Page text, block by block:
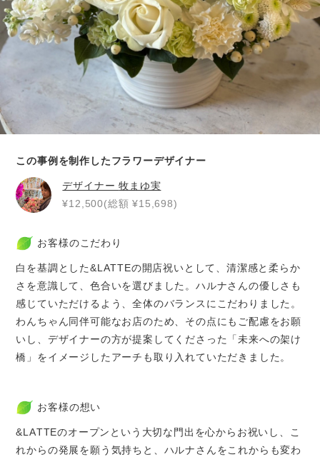
この事例を制作したフラワーデザイナー
デザイナー牧まゆ実
¥12,500(総額 ¥15,698)
お客様のこだわり
白を基調とした&LATTEの開店祝いとして、清潔感と柔らか
さを意識して、色合いを選びました。ハルナさんの優しさも
感じていただけるよう、全体のバランスにこだわりました。
わんちゃん同伴可能なお店のため、その点にもご配慮をお願
いし、デザイナーの方が提案してくださった「未来への架け
橋」をイメージしたアーチも取り入れていただきました。
お客様の想い
&LATTEのオープンという大切な門出を心からお祝いし、こ
れからの発展を願う気持ちと、ハルナさんをこれからも変わ